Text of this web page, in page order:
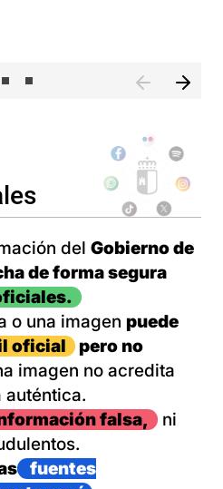
del Gobierno de
de forma segura
o una imagen puede
oficial
pero no
imagen no acredita
auténtica.
falsa,
ni
fuentes